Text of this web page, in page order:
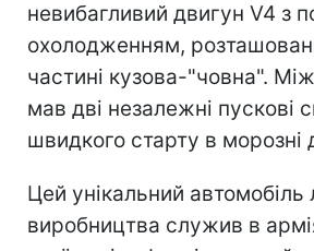
невибагливий двигун V4 з
охолодженням,
частині кузова-"човна".
мав дві незалежні пускові
швидкого старту в морозні
Цей унікальний автомобіль
виробництва служив в